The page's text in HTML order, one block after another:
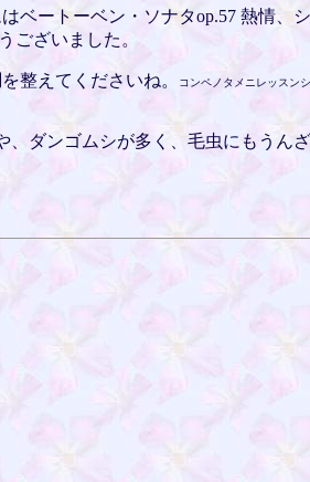
ートーベン・ソナタop.57 熱情、
ございました。
整えてくださいね。 コンペノタメニレッスン
ダンゴムシが多く、毛虫にもうん